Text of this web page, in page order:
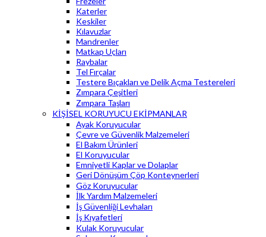
Katerler
Keskiler
Kılavuzlar
Mandrenler
Matkap Uçları
Raybalar
Tel Fırçalar
Testere Bıçakları ve Delik Açma Testereleri
Zımpara Çeşitleri
Zımpara Taşları
KİŞİSEL KORUYUCU EKİPMANLAR
Ayak Koruyucular
Çevre ve Güvenlik Malzemeleri
El Bakım Ürünleri
El Koruyucular
Emniyetli Kaplar ve Dolaplar
Geri Dönüşüm Çöp Konteynerleri
Göz Koruyucular
İlk Yardım Malzemeleri
İş Güvenliği Levhaları
İş Kıyafetleri
Kulak Koruyucular